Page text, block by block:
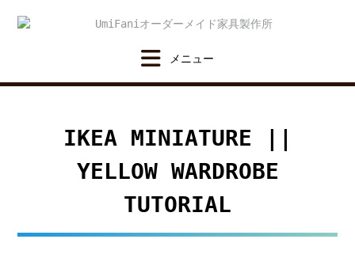
IKEA MINIATURE ||
YELLOW WARDROBE
TUTORIAL